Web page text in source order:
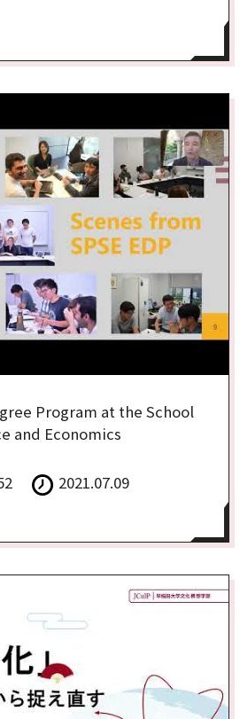
Program at the School
and Economics
2021.07.09